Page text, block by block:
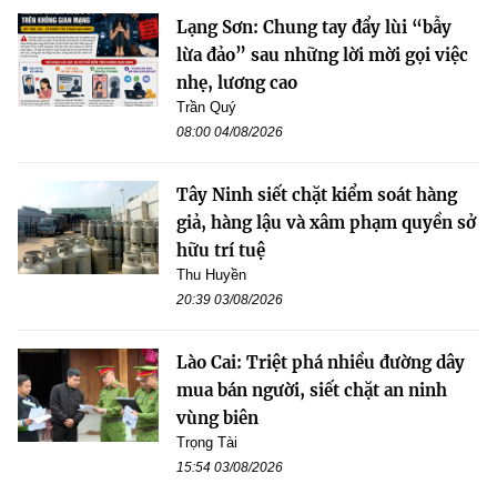
Lạng Sơn: Chung tay đẩy lùi “bẫy
lừa đảo” sau những lời mời gọi việc
nhẹ, lương cao
Trần Quý
08:00 04/08/2026
Tây Ninh siết chặt kiểm soát hàng
giả, hàng lậu và xâm phạm quyền sở
hữu trí tuệ
Thu Huyền
20:39 03/08/2026
Lào Cai: Triệt phá nhiều đường dây
mua bán người, siết chặt an ninh
vùng biên
Trọng Tài
15:54 03/08/2026